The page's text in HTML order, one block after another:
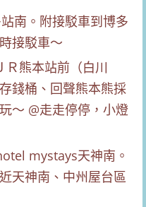
南。附接駁車到博多
接駁車～
mystays天神南。
天神南、中州屋台區